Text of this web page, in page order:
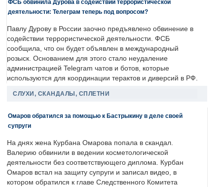
ФСБ обвинила Дурова в содействии террористической
деятельности: Телеграм теперь под вопросом?
Павлу Дурову в России заочно предъявлено обвинение в
содействии террористической деятельности. ФСБ
сообщила, что он будет объявлен в международный
розыск. Основанием для этого стало неудаление
администрацией Telegram чатов и ботов, которые
используются для координации терактов и диверсий в РФ.
СЛУХИ, СКАНДАЛЫ, СПЛЕТНИ
Омаров обратился за помощью к Бастрыкину в деле своей
супруги
На днях жена Курбана Омарова попала в скандал.
Валерию обвинили в ведении косметологической
деятельности без соответствующего диплома. Курбан
Омаров встал на защиту супруги и записал видео, в
котором обратился к главе Следственного Комитета